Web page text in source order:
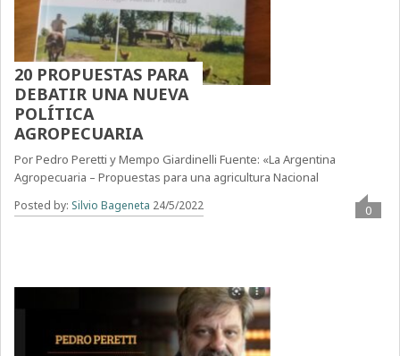
20 PROPUESTAS PARA
DEBATIR UNA NUEVA
POLÍTICA
AGROPECUARIA
Por Pedro Peretti y Mempo Giardinelli Fuente: «La Argentina
Agropecuaria – Propuestas para una agricultura Nacional
Posted by: Silvio Bageneta 24/5/2022 0